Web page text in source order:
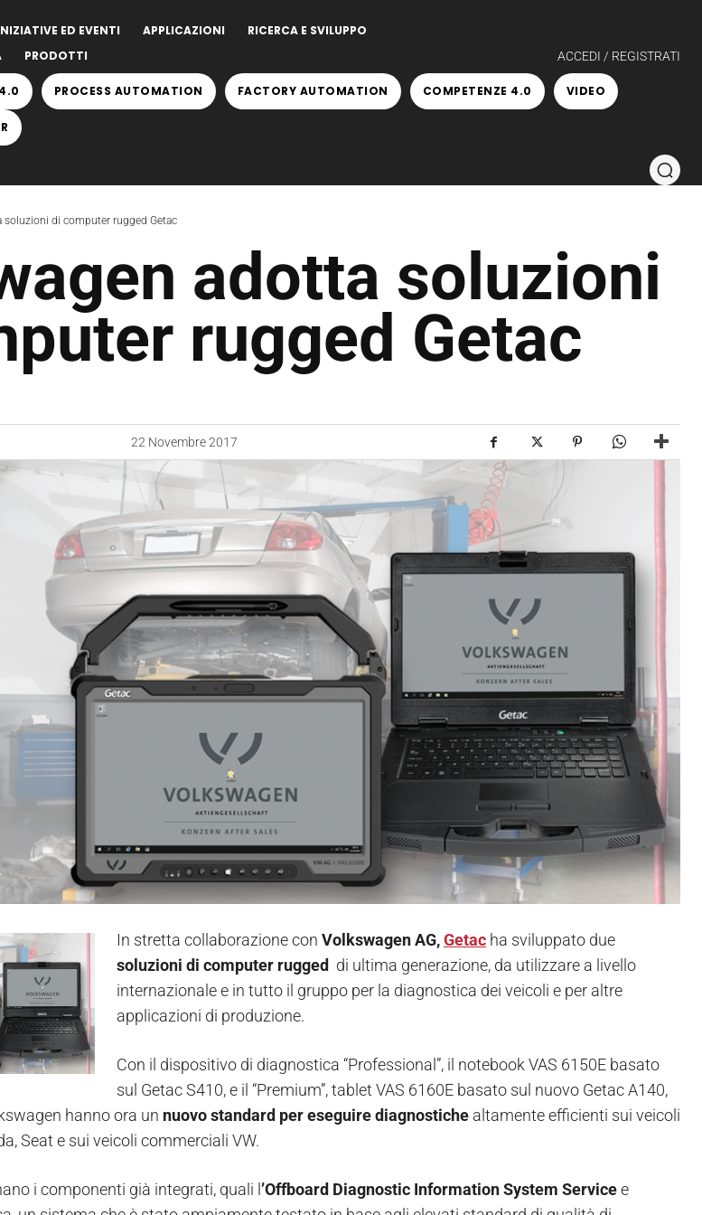
ED EVENTI APPLICAZIONI
RICERCA E SVILUPPO
PRODOTTI ACCEDI / REGISTRATI
PROCESS AUTOMATION FACTORY AUTOMATION COMPETENZE 4.0 VIDEO
soluzioni di computer rugged Getac
adotta soluzioni
rugged Getac
22 Novembre 2017
In stretta collaborazione con Volkswagen AG,Getac ha sviluppato due
soluzioni di computer rugged di ultima generazione, da utilizzare a livello
internazionale e in tutto il gruppo per la diagnostica dei veicoli e per altre
applicazioni di produzione.
Con il dispositivo di diagnostica “Professional”, il notebook VAS 6150E basato
sul Getac S410, e il “Premium”, tablet VAS 6160E basato sul nuovo Getac A140,
hanno ora un nuovo standard per eseguire diagnostiche altamente efficienti sui veicoli
Seat e sui veicoli commerciali VW.
i componenti già integrati, quali l ’Offboard Diagnostic Information System Servicee